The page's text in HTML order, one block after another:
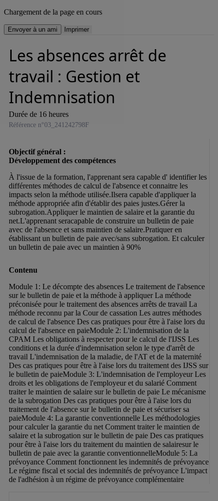
Chargement de la page en cours
Envoyer à un ami Imprimer
Les absences arrêt de
travail : Gestion et
Indemnisation
Durée de 16 heures
Référence n°03_241242798F
Objectif général :
À l'issue de la formation, l'apprenant sera capable d' identifier les
différentes méthodes de calcul de l'absence et connaitre les
impacts selon la méthode utilisée.Ilsera capable d'appliquer la
méthode appropriée afin d'établir des paies justes.Gérer la
subrogation.Appliquer le maintien de salaire et la garantie du
net.L'apprenant seracapable de construire un bulletin de paie
avec de l'absence et sans maintien de salaire.Pratiquer en
établissant un bulletin de paie avec/sans subrogation. Et calculer
un bulletin de paie avec un maintien à 90%
Contenu
Module 1: Le décompte des absences Le traitement de l'absence
sur le bulletin de paie et la méthode à appliquer La méthode
préconisée pour le traitement des absences arrêts de travail La
méthode reconnu par la Cour de cassation Les autres méthodes
de calcul de l'absence Des cas pratiques pour être à l'aise lors du
calcul de l'absence en paieModule 2: L'indemnisation de la
CPAM Les obligations à respecter pour le calcul de l'IJSS Les
conditions et la durée d'indemnisation selon le type d'arrêt de
travail L'indemnisation de la maladie, de l'AT et de la maternité
Des cas pratiques pour être à l'aise lors du traitement des IJSS sur
le bulletin de paieModule 3: L'indemnisation de l'employeur Les
droits et les obligations de l'employeur et du salarié Comment
traiter le maintien de salaire sur le bulletin de paie Le mécanisme
de la subrogation Des cas pratiques pour être à l'aise lors du
traitement de l'absence sur le bulletin de paie et sécuriser sa
paieModule 4: La garantie conventionnelle Les méthodologies
pour calculer la garantie du net Comment traiter le maintien de
salaire et la subrogation sur le bulletin de paie Des cas pratiques
pour être à l'aise lors du traitement du maintien de salairesur le
bulletin de paie avec la garantie conventionnelleModule 5: La
prévoyance Comment fonctionnent les indemnités de prévoyance
Le régime fiscal et social des indemnités de prévoyance L'impact
de l'adhésion à un régime de prévoyance complémentaire